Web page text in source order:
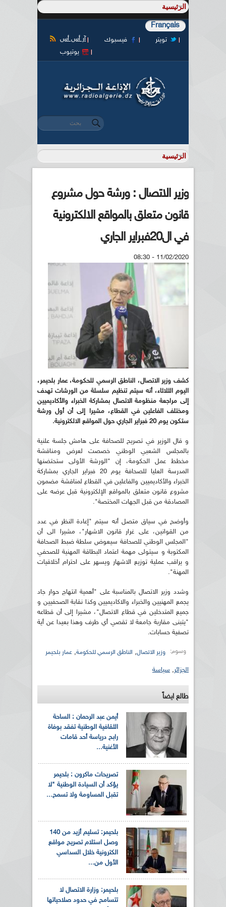
Français
آر أس أس فيسبوك
تويتر
يوتيوب
استمارة البحث
‏بحث ‏
وزير الاتصال : ورشة حول مشروع
قانون متعلق بالمواقع الالكترونية
في ال20فبراير الجاري
11/02/2020 - 08:30
كشف وزير الاتصال، الناطق الرسمي للحكومة، عمار بلحيمر،
اليوم الثلاثاء، أنه سيتم تنظيم سلسلة من الورشات تهدف
إلى مراجعة منظومة الاتصال بمشاركة الخبراء والأكاديميين
ومختلف الفاعلين في القطاع، مشيرا إلى أن أول ورشة
ستكون يوم 20 فبراير الجاري حول المواقع الالكترونية
.
و قال الوزير في تصريح للصحافة على هامش جلسة علنية
بالمجلس الشعبي الوطني خصصت لعرض ومناقشة
مخطط عمل الحكومة، إن "الورشة الأولى ستحتضنها
المدرسة العليا للصحافة يوم 20 فبراير الجاري بمشاركة
الخبراء والأكاديميين والفاعلين في القطاع لمناقشة مضمون
مشروع قانون متعلق بالمواقع الإلكترونية قبل عرضه على
المصادقة من قبل الجهات المختصة".
وأوضح في سياق متصل أنه سيتم "إعادة النظر في عدد
من القوانين، على غرار قانون الاشهار"، مشيرا الى أن
"المجلس الوطني للصحافة سيعوض سلطة ضبط الصحافة
المكتوبة و سيتولى مهمة اعتماد البطاقة المهنية للصحفي
و يراقب عملية توزيع الاشهار ويسهر على احترام أخلاقيات
المهنة".
وشدد وزير الاتصال بالمناسبة على "أهمية انتهاج حوار جاد
يجمع المهنيين والخبراء والاكاديميين وكذا نقابة الصحفيين و
جميع المتدخلين في قطاع الاتصال"، مشيرا إلى أن قطاعه
"يتبنى مقاربة جامعة لا تقصي أي طرف وهذا بعيدا عن أية
تصفية حسابات.
وسوم: وزير الاتصال, الناطق الرسمي للحكومة, عمار بلحيمر
الجزائر, سياسة
طالع ايضاً
أيمن عبد الرحمان : الساحة
الثقافية الوطنية تفقد بوفاة
رابح درياسة أحد قامات
الأغنية...
تصريحات ماكرون : بلحيمر
يؤكد أن السيادة الوطنية "لا
تقبل المساومة ولا تسمح...
بلحيمر: تسليم أزيد من 140
وصل استلام تصريح مواقع
الكترونية خلال السداسي
الأول من...
بلحيمر: وزارة الاتصال لا
تتسامح في حدود صلاحياتها